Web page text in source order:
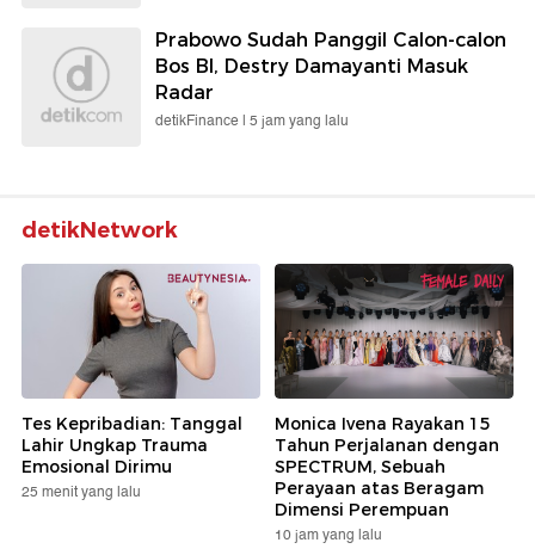
Prabowo Sudah Panggil Calon-calon
Bos BI, Destry Damayanti Masuk
Radar
detikFinance | 5 jam yang lalu
detikNetwork
Tes Kepribadian: Tanggal
Lahir Ungkap Trauma
Emosional Dirimu
25 menit yang lalu
Monica Ivena Rayakan 15
Tahun Perjalanan dengan
SPECTRUM, Sebuah
Perayaan atas Beragam
Dimensi Perempuan
10 jam yang lalu